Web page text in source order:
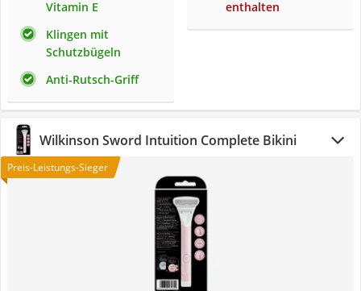
Vitamin E
Klingen mit
Schutzbügeln
Anti-Rutsch-Griff
enthalten
Wilkinson Sword Intuition Complete Bikini
Preis-Leistungs-Sieger